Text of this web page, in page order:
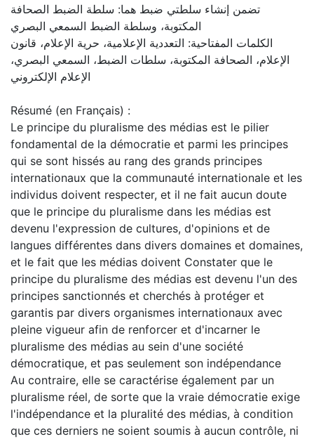
تضمن إنشاء سلطتي ضبط هما: سلطة الضبط الصحافة
المكتوبة، وسلطة الضبط السمعي البصري
الكلمات المفتاحية: التعددية الإعلامية، حرية الإعلام، قانون
الإعلام، الصحافة المكتوبة، سلطات الضبط، السمعي البصري،
الإعلام الإلكتروني
Résumé (en Français) :
Le principe du pluralisme des médias est le pilier
fondamental de la démocratie et parmi les principes
qui se sont hissés au rang des grands principes
internationaux que la communauté internationale et les
individus doivent respecter, et il ne fait aucun doute
que le principe du pluralisme dans les médias est
devenu l'expression de cultures, d'opinions et de
langues différentes dans divers domaines et domaines,
et le fait que les médias doivent Constater que le
principe du pluralisme des médias est devenu l'un des
principes sanctionnés et cherchés à protéger et
garantis par divers organismes internationaux avec
pleine vigueur afin de renforcer et d'incarner le
pluralisme des médias au sein d'une société
démocratique, et pas seulement son indépendance
Au contraire, elle se caractérise également par un
pluralisme réel, de sorte que la vraie démocratie exige
l'indépendance et la pluralité des médias, à condition
que ces derniers ne soient soumis à aucun contrôle, ni